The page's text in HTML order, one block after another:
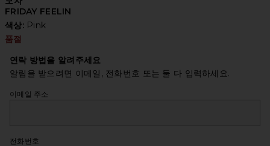
FRIDAY FEELIN
색상: Pink
품절
연락 방법을 알려주세요
알림을 받으려면 이메일, 전화번호 또는 둘 다 입력하세요.
이메일 주소
전화번호